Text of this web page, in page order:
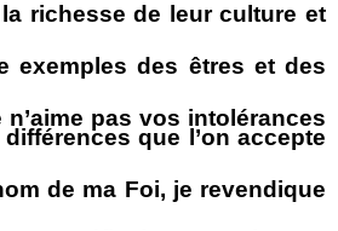
richesse de leur culture et
exemples des êtres et des
pas vos intolérances
que l’on accepte
de ma Foi, je revendique